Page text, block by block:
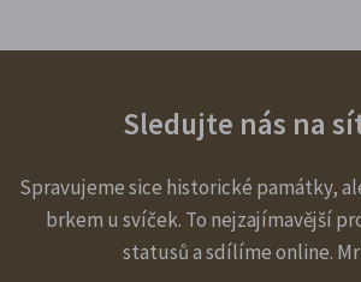
Sledujte nás na
Spravujeme sice historické památky,
brkem u svíček. To nejzajímavější
statusů a sdílíme online.